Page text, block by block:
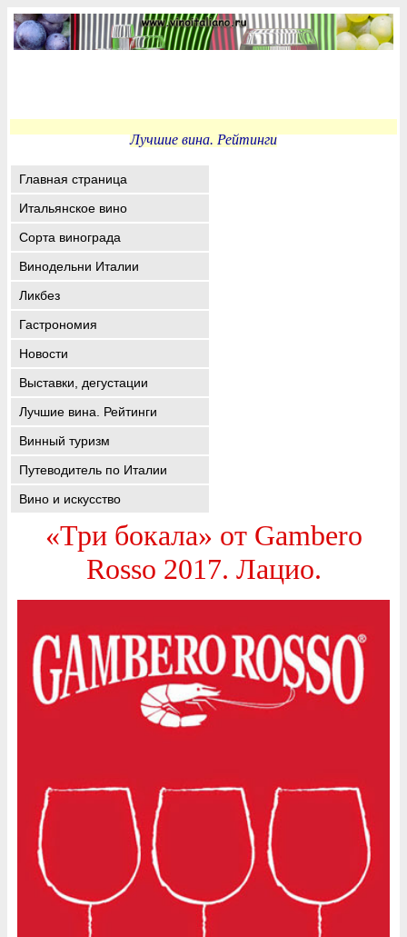
Лучшие вина. Рейтинги
Главная страница
Итальянское вино
Сорта винограда
Винодельни Италии
Ликбез
Гастрономия
Новости
Выставки, дегустации
Лучшие вина. Рейтинги
Винный туризм
Путеводитель по Италии
Вино и искусство
«Три бокала» от Gambero
Rosso 2017. Лацио.